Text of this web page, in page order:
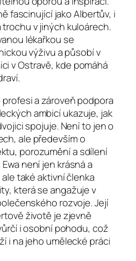
fascinující jako Albertův, i
v jiných kuloárech.
lékařkou se
výživu a působí v
v Ostravě, kde pomáhá
a zároveň podpora
ambicí ukazuje, jak
spojuje. Není to jen o
ale především o
porozumění a sdílení
není jen krásná a
také aktivní členka
která se angažuje v
rozvoje. Její
životě je zjevně
i osobní pohodu, což
i na jeho umělecké práci